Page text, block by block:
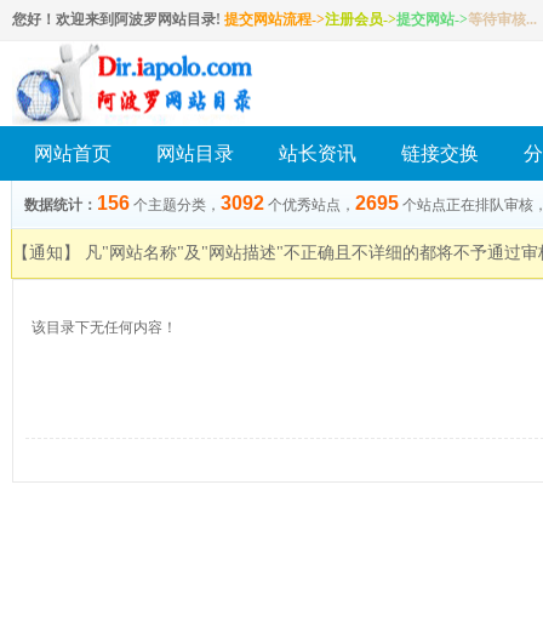
您好！欢迎来到阿波罗网站目录! 提交网站流程->注册会员->提交网站->等待审核...
网站首页 网站目录 站长资讯 链接交换
数据统计： 156 个主题分类， 3092 个优秀站点， 2695 个站点正在排队审核
【通知】 凡"网站名称"及"网站描述"不正确且不详细的都将不予通过
该目录下无任何内容！